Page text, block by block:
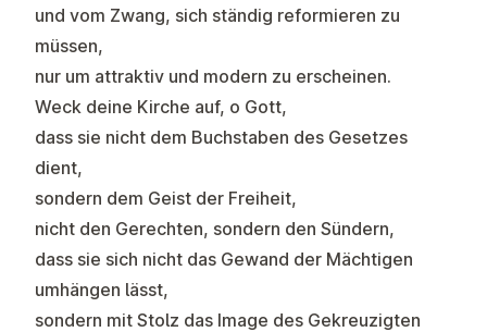
und vom Zwang, sich ständig reformieren zu
müssen,
nur um attraktiv und modern zu erscheinen.
Weck deine Kirche auf, o Gott,
dass sie nicht dem Buchstaben des Gesetzes
dient,
sondern dem Geist der Freiheit,
nicht den Gerechten, sondern den Sündern,
dass sie sich nicht das Gewand der Mächtigen
umhängen lässt,
sondern mit Stolz das Image des Gekreuzigten